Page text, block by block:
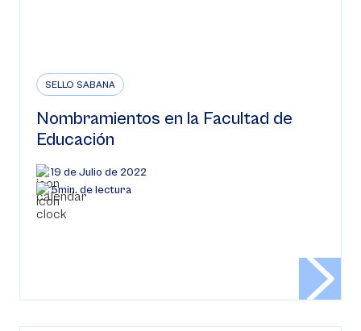
SELLO SABANA
Nombramientos en la Facultad de
Educación
19 de Julio de 2022
5min. de lectura